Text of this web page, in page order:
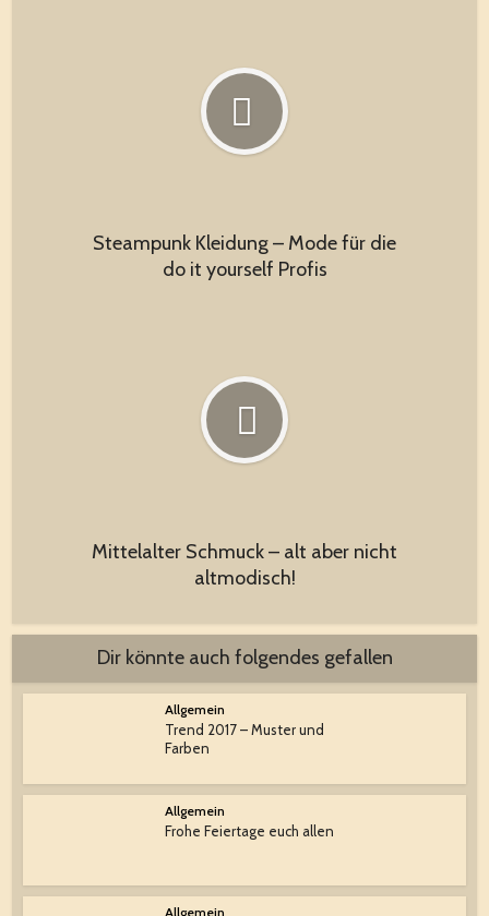
Steampunk Kleidung – Mode für die
do it yourself Profis
Mittelalter Schmuck – alt aber nicht
altmodisch!
Dir könnte auch folgendes gefallen
Allgemein
Trend 2017 – Muster und
Farben
Allgemein
Frohe Feiertage euch allen
Allgemein